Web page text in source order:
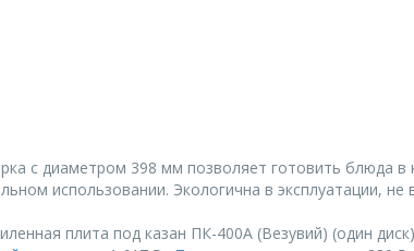
с диаметром 398 мм позволяет готовить блюда
использовании. Экологична в эксплуатации,
плита под казан ПК-400А (Везувий) (один